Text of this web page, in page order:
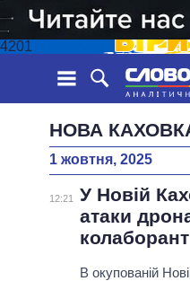
4201
СТРІЧКА
ПОДІЇ
СТАТТІ
ДУМКИ
ОГЛЯДИ
УСІ ПОЛІТИКИ
ПРЕЗИДЕНТ І
НОВА
1 жовтня, 2025
12:21
У Новій
атаки
В окупованій